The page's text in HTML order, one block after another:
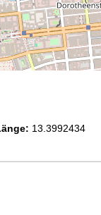
13.3992434